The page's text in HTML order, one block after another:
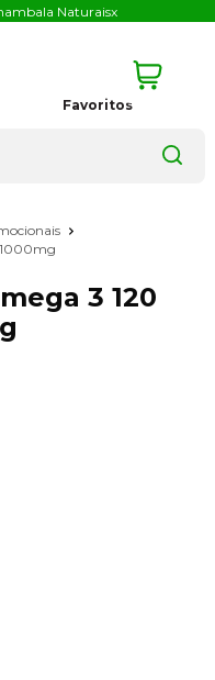
Naturaisx
Favoritos
1000mg
3 120